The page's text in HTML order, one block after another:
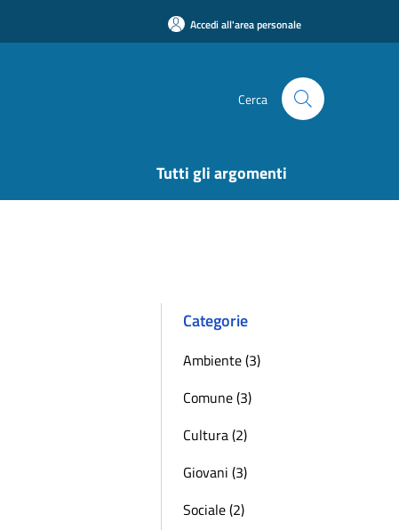
Accedi all'area personale
Cerca
Tutti gli argomenti
Categorie
Ambiente (3)
Comune (3)
Cultura (2)
Giovani (3)
Sociale (2)